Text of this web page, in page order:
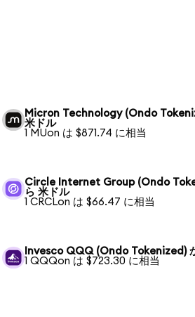
Micron Technology (Ondo
米ドル
1 MUon は $871.74 に相当
Circle Internet Group (Ondo
ら 米ドル
1 CRCLon は $66.47 に相当
Invesco QQQ (Ondo Tokenized)
1 QQQon は $723.30 に相当